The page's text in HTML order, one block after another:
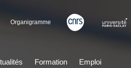
Organigramme
Formation Emploi